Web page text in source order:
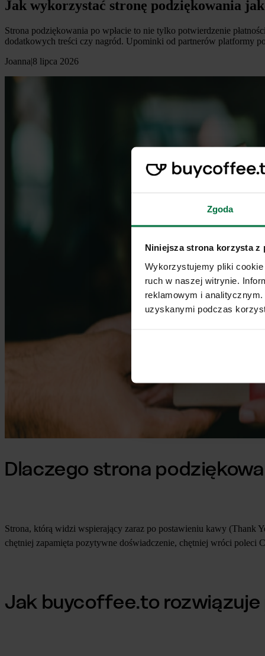
Zgoda
Niniejsza strona korzysta z
Wykorzystujemy pliki
ruch w naszej witrynie.
reklamowym i
uzyskanymi podczas
Jak wykorzystać stronę podziękowania
Strona podziękowania po wpłacie to nie tylko potwierdzenie
dodatkowych treści czy nagród. Upominki od partnerów platformy
Joanna|8 lipca 2026
Dlaczego strona
Strona, którą widzi wspierający zaraz po postawieniu kawy (Thank
chętniej zapamięta pozytywne doświadczenie, chętniej wróci poleci
Jak buycoffee.to